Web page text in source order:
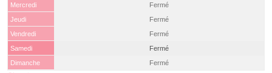
Mercredi
Fermé
Jeudi
Fermé
Vendredi
Fermé
Samedi
Fermé
Dimanche
Fermé